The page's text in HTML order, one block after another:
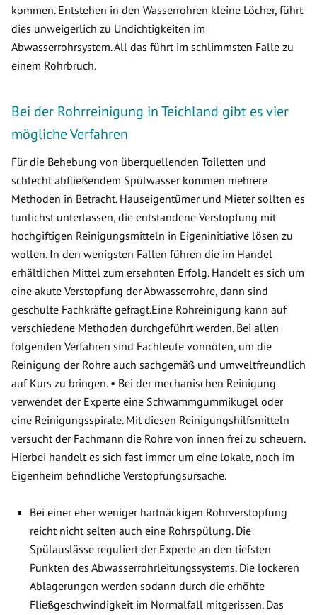
kommen. Entstehen in den Wasserrohren kleine Löcher, führt
dies unweigerlich zu Undichtigkeiten im
Abwasserrohrsystem. All das führt im schlimmsten Falle zu
einem Rohrbruch.
Bei der Rohrreinigung in Teichland gibt es vier
mögliche Verfahren
Für die Behebung von überquellenden Toiletten und
schlecht abfließendem Spülwasser kommen mehrere
Methoden in Betracht. Hauseigentümer und Mieter sollten es
tunlichst unterlassen, die entstandene Verstopfung mit
hochgiftigen Reinigungsmitteln in Eigeninitiative lösen zu
wollen. In den wenigsten Fällen führen die im Handel
erhältlichen Mittel zum ersehnten Erfolg. Handelt es sich um
eine akute Verstopfung der Abwasserrohre, dann sind
geschulte Fachkräfte gefragt.Eine Rohreinigung kann auf
verschiedene Methoden durchgeführt werden. Bei allen
folgenden Verfahren sind Fachleute vonnöten, um die
Reinigung der Rohre auch sachgemäß und umweltfreundlich
auf Kurs zu bringen. • Bei der mechanischen Reinigung
verwendet der Experte eine Schwammgummikugel oder
eine Reinigungsspirale. Mit diesen Reinigungshilfsmitteln
versucht der Fachmann die Rohre von innen frei zu scheuern.
Hierbei handelt es sich fast immer um eine lokale, noch im
Eigenheim befindliche Verstopfungsursache.
Bei einer eher weniger hartnäckigen Rohrverstopfung
reicht nicht selten auch eine Rohrspülung. Die
Spülauslässe reguliert der Experte an den tiefsten
Punkten des Abwasserrohrleitungssystems. Die lockeren
Ablagerungen werden sodann durch die erhöhte
Fließgeschwindigkeit im Normalfall mitgerissen. Das